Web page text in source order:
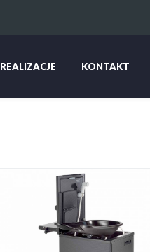
REALIZACJE KONTAKT